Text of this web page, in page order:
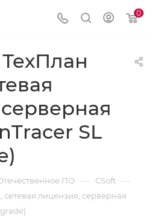
0
SL
ПО — CSoft —
сетевая лицензия, серверная